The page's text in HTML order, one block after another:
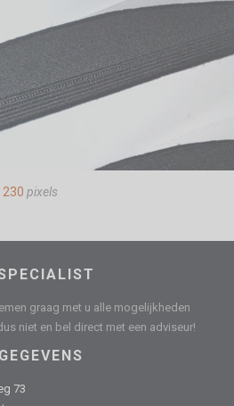
230 pixels
graag met u alle mogelijkheden
niet en bel direct met een adviseur!
73